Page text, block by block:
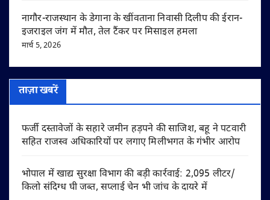
नागौर-राजस्थान के डेगाना के खींवताना निवासी दिलीप की ईरान-
इजराइल जंग में मौत, तेल टैंकर पर मिसाइल हमला
मार्च 5, 2026
ताज़ा खबरें
फर्जी दस्तावेजों के सहारे जमीन हड़पने की साजिश, बहू ने पटवारी
सहित राजस्व अधिकारियों पर लगाए मिलीभगत के गंभीर आरोप
भोपाल में खाद्य सुरक्षा विभाग की बड़ी कार्रवाई: 2,095 लीटर/
किलो संदिग्ध घी जब्त, सप्लाई चेन भी जांच के दायरे में